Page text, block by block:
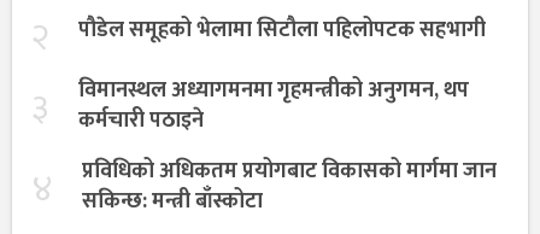
२ पौडेल समूहको भेलामा सिटौला पहिलोपटक सहभागी
३
विमानस्थल अध्यागमनमा गृहमन्त्रीको अनुगमन, थप
कर्मचारी पठाइने
४
प्रविधिको अधिकतम प्रयोगबाट विकासको मार्गमा जान
सकिन्छ: मन्त्री बाँस्कोटा